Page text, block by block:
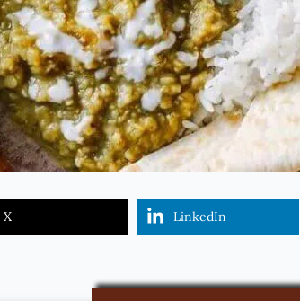
X LinkedIn